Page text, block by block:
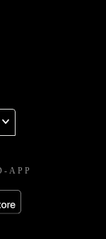
APP